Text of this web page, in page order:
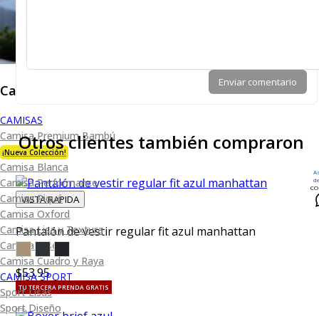
Caballero
CAMISAS
Camisa Premium Bambú
¡Nueva Colección!
Camisa Blanca
Camisa Performance
Camisa Piqué
Camisa Oxford
Camisa Lisa y Textura
Camisa Diseño
Camisa Cuadro y Raya
CAMISA SPORT
Sport Lisas
Sport Diseño
Enviar comentario
Otros clientes también compraron
VISTA RAPIDA
Pantalón de vestir regular fit azul manhattan
$53.95
TU TERCERA PRENDA GRATIS
de